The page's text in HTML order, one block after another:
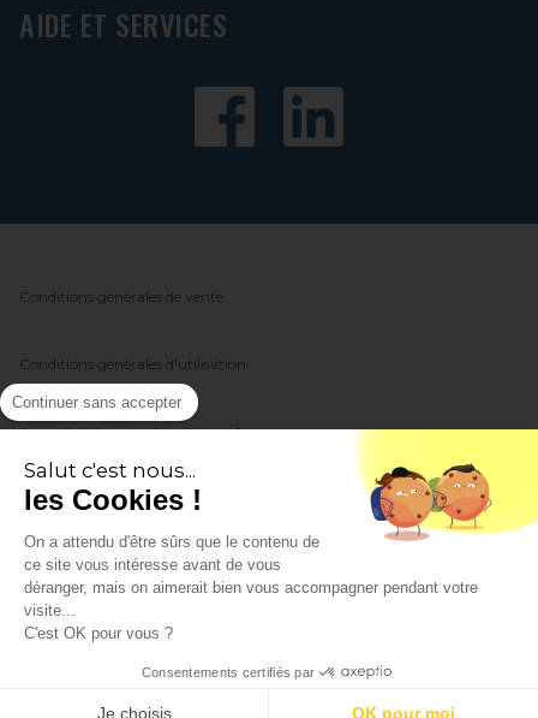
AIDE ET SERVICES
Conditions générales de vente
Conditions générales d'utilisation
Accessibilité : partiellement conforme
Politique de protection des données
Politique de gestion des cookies
Mentions légales
Groupe Picoty
Continuer sans accepter
Salut c'est nous...
les Cookies !
On a attendu d'être sûrs que le contenu de
ce site vous intéresse avant de vous
déranger, mais on aimerait bien vous accompagner pendant votre
visite...
C'est OK pour vous ?
Consentements certifiés par
Je choisis OK pour moi